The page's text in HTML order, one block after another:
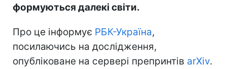
формуються далекі світи.
Про це інформує РБК-Україна,
посилаючись на дослідження,
опубліковане на сервері препринтів arXiv.